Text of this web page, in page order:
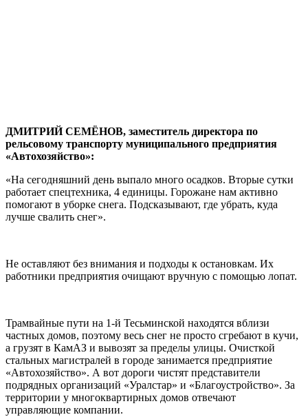
ДМИТРИЙ СЕМЁНОВ, заместитель директора по
рельсовому транспорту муниципального предприятия
«Автохозяйство»:
«На сегодняшний день выпало много осадков. Вторые сутки
работает спецтехника, 4 единицы. Горожане нам активно
помогают в уборке снега. Подсказывают, где убрать, куда
лучше свалить снег».
Не оставляют без внимания и подходы к остановкам. Их
работники предприятия очищают вручную с помощью лопат.
Трамвайные пути на 1-й Тесьминской находятся вблизи
частных домов, поэтому весь снег не просто сгребают в кучи,
а грузят в КамАЗ и вывозят за пределы улицы. Очисткой
стальных магистралей в городе занимается предприятие
«Автохозяйство». А вот дороги чистят представители
подрядных организаций «Уралстар» и «Благоустройство». За
территории у многоквартирных домов отвечают
управляющие компании.